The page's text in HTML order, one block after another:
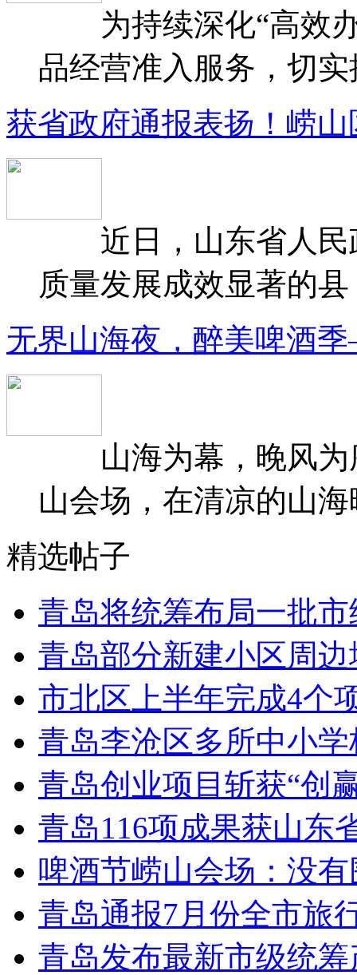
为持续深化“高效办
品经营准入服务，切
获省政府通报表扬！崂
近日，山东省人民
质量发展成效显著的
无界山海夜，醉美啤酒
山海为幕，晚风为
山会场，在清凉的山
精选帖子
青岛将统筹布局一批市
青岛部分新建小区周
市北区上半年完成4个
青岛李沧区多所中小
青岛创业项目斩获“创
青岛116项成果获山东
啤酒节崂山会场：没有
青岛通报7月份全市旅
青岛发布最新市级统